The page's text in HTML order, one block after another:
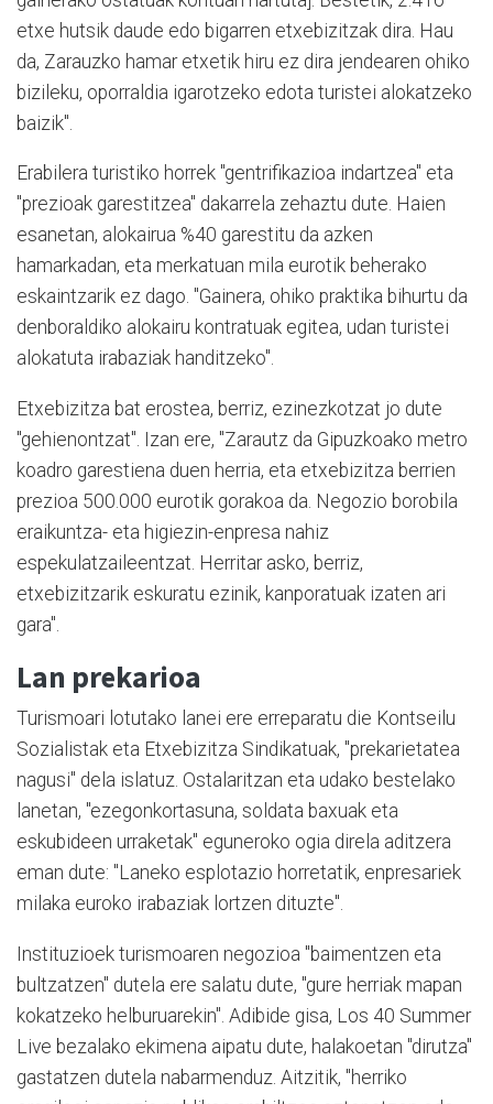
etxe hutsik daude edo bigarren etxebizitzak dira. Hau
da, Zarauzko hamar etxetik hiru ez dira jendearen ohiko
bizileku, oporraldia igarotzeko edota turistei alokatzeko
baizik".
Erabilera turistiko horrek "gentrifikazioa indartzea" eta
"prezioak garestitzea" dakarrela zehaztu dute. Haien
esanetan, alokairua %40 garestitu da azken
hamarkadan, eta merkatuan mila eurotik beherako
eskaintzarik ez dago. "Gainera, ohiko praktika bihurtu da
denboraldiko alokairu kontratuak egitea, udan turistei
alokatuta irabaziak handitzeko".
Etxebizitza bat erostea, berriz, ezinezkotzat jo dute
"gehienontzat". Izan ere, "Zarautz da Gipuzkoako metro
koadro garestiena duen herria, eta etxebizitza berrien
prezioa 500.000 eurotik gorakoa da. Negozio borobila
eraikuntza- eta higiezin-enpresa nahiz
espekulatzaileentzat. Herritar asko, berriz,
etxebizitzarik eskuratu ezinik, kanporatuak izaten ari
gara".
Lan prekarioa
Turismoari lotutako lanei ere erreparatu die Kontseilu
Sozialistak eta Etxebizitza Sindikatuak, "prekarietatea
nagusi" dela islatuz. Ostalaritzan eta udako bestelako
lanetan, "ezegonkortasuna, soldata baxuak eta
eskubideen urraketak" eguneroko ogia direla aditzera
eman dute: "Laneko esplotazio horretatik, enpresariek
milaka euroko irabaziak lortzen dituzte".
Instituzioek turismoaren negozioa "baimentzen eta
bultzatzen" dutela ere salatu dute, "gure herriak mapan
kokatzeko helburuarekin". Adibide gisa, Los 40 Summer
Live bezalako ekimena aipatu dute, halakoetan "dirutza"
gastatzen dutela nabarmenduz. Aitzitik, "herriko